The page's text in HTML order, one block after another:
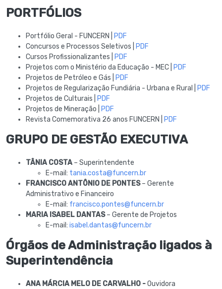
PORTFÓLIOS
Portfólio Geral - FUNCERN |
PDF
Concursos e Processos Seletivos |
PDF
Cursos Profissionalizantes |
PDF
Projetos com o Ministério da Educação - MEC |
PDF
Projetos de Petróleo e Gás |
PDF
Projetos de Regularização Fundiária - Urbana e Rural |
PDF
Projetos de Culturais |
PDF
Projetos de Mineração |
PDF
Revista Comemorativa 26 anos FUNCERN |
PDF
GRUPO DE GESTÃO EXECUTIVA
TÂNIA COSTA – Superintendente
E-mail: tania.costa@funcern.br
FRANCISCO ANTÔNIO DE PONTES– Gerente
Administrativo e Financeiro
E-mail: francisco.pontes@funcern.br
MARIA ISABEL DANTAS– Gerente de Projetos
E-mail: isabel.dantas@funcern.br
Órgãos de Administração ligados à
Superintendência
ANA MÁRCIA MELO DE CARVALHO -Ouvidora